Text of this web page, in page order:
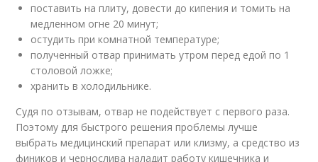
поставить на плиту, довести до кипения и томить на
медленном огне 20 минут;
остудить при комнатной температуре;
полученный отвар принимать утром перед едой по 1
столовой ложке;
хранить в холодильнике.
Судя по отзывам, отвар не подействует с первого раза.
Поэтому для быстрого решения проблемы лучше
выбрать медицинский препарат или клизму, а средство из
фиников и чернослива наладит работу кишечника и